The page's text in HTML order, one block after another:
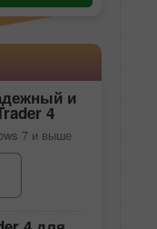
и
4
7 и выше